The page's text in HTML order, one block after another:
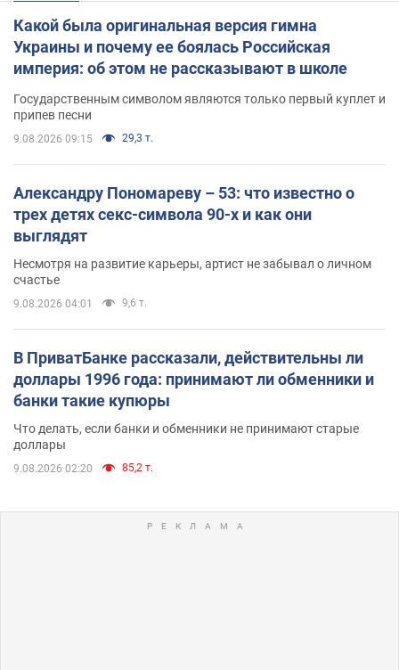
Какой была оригинальная версия гимна
Украины и почему ее боялась Российская
империя: об этом не рассказывают в школе
Государственным символом являются только первый куплет и
припев песни
9.08.2026 09:15 29,3 т.
Александру Пономареву – 53: что известно о
трех детях секс-символа 90-х и как они
выглядят
Несмотря на развитие карьеры, артист не забывал о личном
счастье
9.08.2026 04:01 9,6 т.
В ПриватБанке рассказали, действительны ли
доллары 1996 года: принимают ли обменники и
банки такие купюры
Что делать, если банки и обменники не принимают старые
доллары
9.08.2026 02:20 85,2 т.